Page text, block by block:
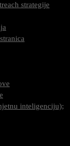
strategije
inteligenciju);